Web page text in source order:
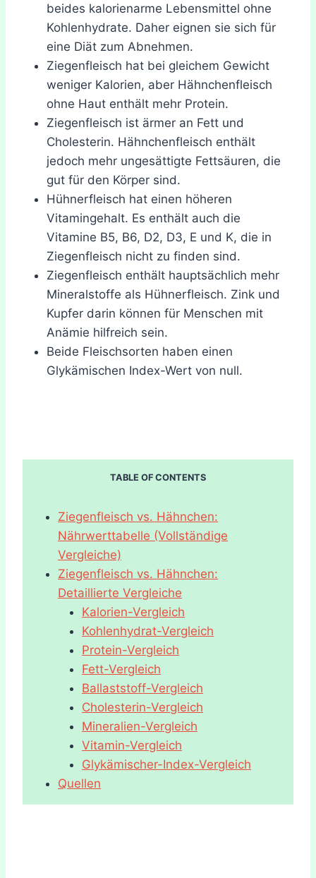
beides kalorienarme Lebensmittel ohne
Kohlenhydrate. Daher eignen sie sich für
eine Diät zum Abnehmen.
Ziegenfleisch hat bei gleichem Gewicht
weniger Kalorien, aber Hähnchenfleisch
ohne Haut enthält mehr Protein.
Ziegenfleisch ist ärmer an Fett und
Cholesterin. Hähnchenfleisch enthält
jedoch mehr ungesättigte Fettsäuren, die
gut für den Körper sind.
Hühnerfleisch hat einen höheren
Vitamingehalt. Es enthält auch die
Vitamine B5, B6, D2, D3, E und K, die in
Ziegenfleisch nicht zu finden sind.
Ziegenfleisch enthält hauptsächlich mehr
Mineralstoffe als Hühnerfleisch. Zink und
Kupfer darin können für Menschen mit
Anämie hilfreich sein.
Beide Fleischsorten haben einen
Glykämischen Index-Wert von null.
TABLE OF CONTENTS
Ziegenfleisch vs. Hähnchen:
Nährwerttabelle (Vollständige
Vergleiche)
Ziegenfleisch vs. Hähnchen:
Detaillierte Vergleiche
Kalorien-Vergleich
Kohlenhydrat-Vergleich
Protein-Vergleich
Fett-Vergleich
Ballaststoff-Vergleich
Cholesterin-Vergleich
Mineralien-Vergleich
Vitamin-Vergleich
Glykämischer-Index-Vergleich
Quellen